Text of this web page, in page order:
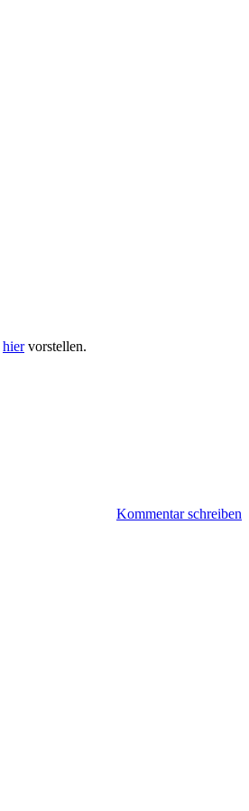
hiervorstellen.
Kommentar schreiben